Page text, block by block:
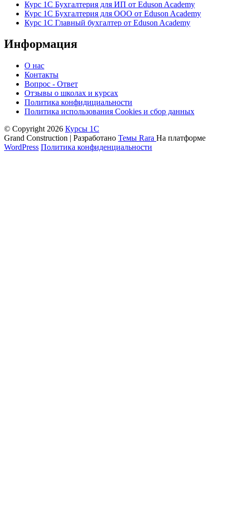
Курс 1С Бухгалтерия для ИП от Eduson Academy
Курс 1С Бухгалтерия для ООО от Eduson Academy
Курс 1С Главный бухгалтер от Eduson Academy
Информация
О нас
Контакты
Вопрос - Ответ
Отзывы о школах и курсах
Политика конфидициальности
Политика использования Cookies и сбор данных
© Copyright 2026 Курсы 1С
Grand Construction | Разработано Темы Rara На платформе
WordPress Политика конфиденциальности